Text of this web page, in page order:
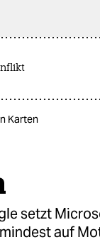
Karten
setzt
auf